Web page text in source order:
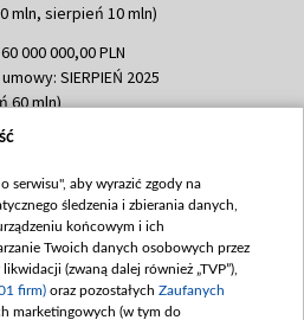
mln, sierpień 10 mln)
000 000,00 PLN
SIERPIEŃ 2025
60 mln)
783 051,21 PLN
100 mln, październik 350
mln)
862 000,00 PLN
GRUDZIEŃ 2025
60,548 mln)
serwisu", aby wyrazić zgody na
śledzenia i zbierania danych,
końcowym i ich
Twoich danych osobowych przez
(zwaną dalej również „TVP”),
firm) oraz pozostałych Zaufanych
marketingowych (w tym do